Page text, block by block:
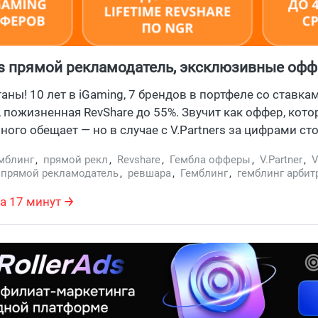
прямой рекламодатель, эксклюзивные
в iGaming
10 лет в iGaming, 7 брендов в портфеле со
пожизненная RevShare до 55%. Звучит как оффер,
обещает — но в случае с V.Partners за цифрами
с сильной поддержкой медиабайеров,
аналитикой и данными по удержанию миллионов
все что нужно знать о партнерке: бренды,
и конечно же выплаты.
, прямой рекл, Revshare, Гембла офферы, V.Partner,
прямой рекламодатель, ревшара, Гемблинг, гемблинг
рекламодатель
17 минут